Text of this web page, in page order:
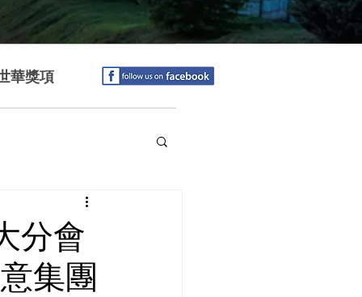
華獎項
分會
集團